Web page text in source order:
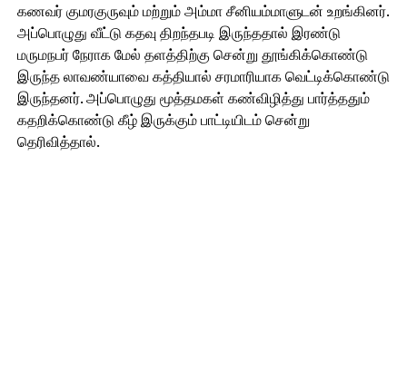
கணவர் குமரகுருவும் மற்றும் அம்மா சீனியம்மாளுடன் உறங்கினர்.
அப்பொழுது வீட்டு கதவு திறந்தபடி இருந்ததால் இரண்டு
மருமநபர் நேராக மேல் தளத்திற்கு சென்று தூங்கிக்கொண்டு
இருந்த லாவண்யாவை கத்தியால் சரமாரியாக வெட்டிக்கொண்டு
இருந்தனர். அப்பொழுது மூத்தமகள் கண்விழித்து பார்த்ததும்
கதறிக்கொண்டு கீழ் இருக்கும் பாட்டியிடம் சென்று
தெரிவித்தால்.